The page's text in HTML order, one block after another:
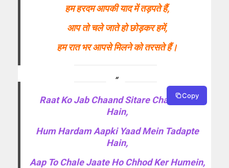
हम हरदम आपकी याद में तड़पते हैं,
आप तो चले जाते हो छोड़कर हमें,
हम रात भर आपसे मिलने को तरसते हैं।
Raat Ko Jab Chaand Sitare Chamakte
Hain,
Hum Hardam Aapki Yaad Mein Tadapte
Hain,
Aap To Chale Jaate Ho Chhod Ker Humein,
Copy